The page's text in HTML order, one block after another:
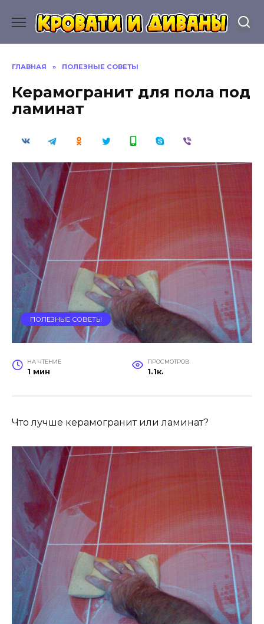
содержанию
ГЛАВНАЯ » ПОЛЕЗНЫЕ СОВЕТЫ
Керамогранит для пола под
ламинат
ПОЛЕЗНЫЕ СОВЕТЫ
НА ЧТЕНИЕ
1 мин
ПРОСМОТРОВ
1.1к.
Что лучше керамогранит или ламинат?